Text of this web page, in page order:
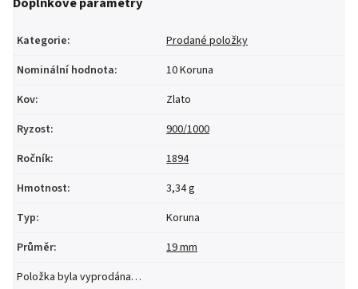
Kategorie:
Prodané položky
Nominální hodnota:
10 Koruna
Kov:
Zlato
Ryzost:
900/1000
Ročník:
1894
Hmotnost:
3,34 g
Typ:
Koruna
Průměr:
19 mm
Položka byla vyprodána…